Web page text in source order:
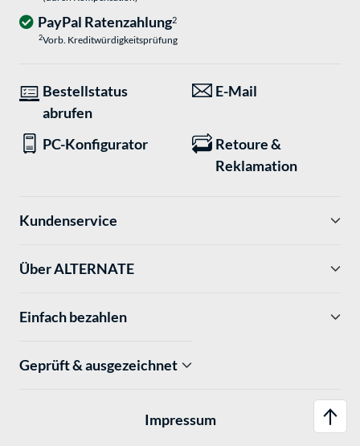
PayPal Ratenzahlung2
2Vorb. Kreditwürdigkeitsprüfung
Bestellstatus
abrufen
E-Mail
PC-Konfigurator
Retoure &
Reklamation
Kundenservice
Über ALTERNATE
Einfach bezahlen
Geprüft & ausgezeichnet
Impressum